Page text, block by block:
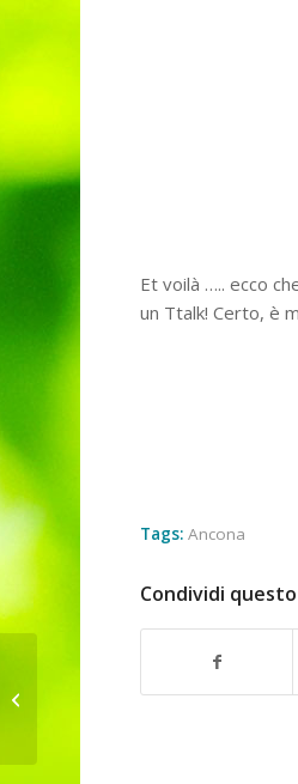
Et voilà ….. ecco
un Ttalk! Certo, è
Tags: Ancona
Condividi